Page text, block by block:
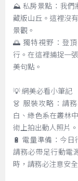
⛰️ 私房景點：我們
藏版山丘。這裡沒
景觀。
🌅 獨特視野：登
行。在這裡捕捉一
美句點。
💡 網美必看小筆記
👗 服裝攻略：請
白、綠色系在叢林
術上拍出動人照片。
🔋 電量準備：今
請務必帶足行動電
時，請務必注意安